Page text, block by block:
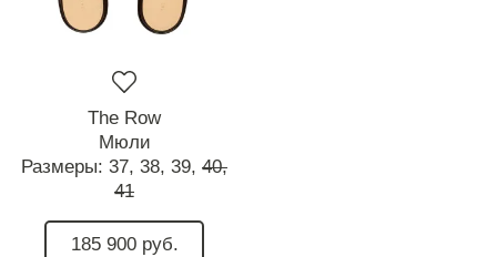
The Row
Мюли
Размеры: 37, 38, 39, 40,
41
185 900 руб.